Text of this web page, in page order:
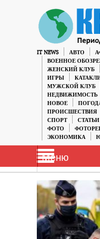
IT NEWS АВТО
ВОЕННОЕ
ЖЕНСКИЙ КЛУБ
ИГРЫ
МУЖСКОЙ КЛУБ
НЕДВИЖИМОСТЬ
НОВОЕ
ПРОИСШЕСТВИЯ
СПОРТ
СТАТЬИ
ФОТО
ЭКОНОМИКА
Меню